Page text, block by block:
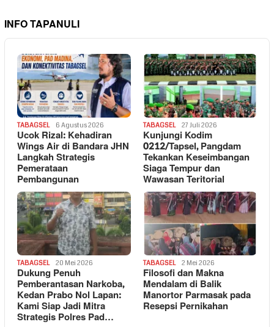
INFO TAPANULI
TABAGSEL 6 Agustus 2026
Ucok Rizal: Kehadiran
Wings Air di Bandara JHN
Langkah Strategis
Pemerataan
Pembangunan
TABAGSEL 27 Juli 2026
Kunjungi Kodim
0212/Tapsel, Pangdam
Tekankan Keseimbangan
Siaga Tempur dan
Wawasan Teritorial
TABAGSEL 20 Mei 2026
Dukung Penuh
Pemberantasan Narkoba,
Kedan Prabo Nol Lapan:
Kami Siap Jadi Mitra
Strategis Polres Pad…
TABAGSEL 2 Mei 2026
Filosofi dan Makna
Mendalam di Balik
Manortor Parmasak pada
Resepsi Pernikahan